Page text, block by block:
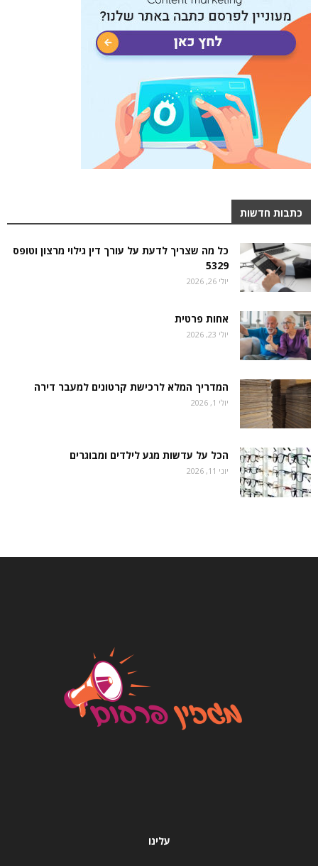
כתבות חדשות
כל מה שצריך לדעת על עורך דין גילוי מרצון וטופס
5329
יולי 26, 2026
אחות פרטית
יולי 23, 2026
המדריך המלא לרכישת קרטונים למעבר דירה
יולי 1, 2026
הכל על עדשות מגע לילדים ומבוגרים
יוני 11, 2026
עלינו